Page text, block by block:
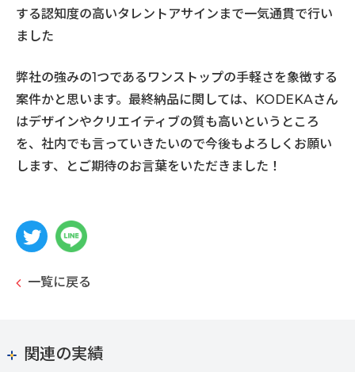
する認知度の高いタレントアサインまで一気通貫で行い
ました
弊社の強みの1つであるワンストップの手軽さを象徴する
案件かと思います。最終納品に関しては、KODEKAさん
はデザインやクリエイティブの質も高いというところ
を、社内でも言っていきたいので今後もよろしくお願い
します、とご期待のお言葉をいただきました！
一覧に戻る
関連の実績